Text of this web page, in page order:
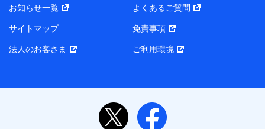
お知らせ一覧 よくあるご質問
サイトマップ 免責事項
法人のお客さま ご利用環境